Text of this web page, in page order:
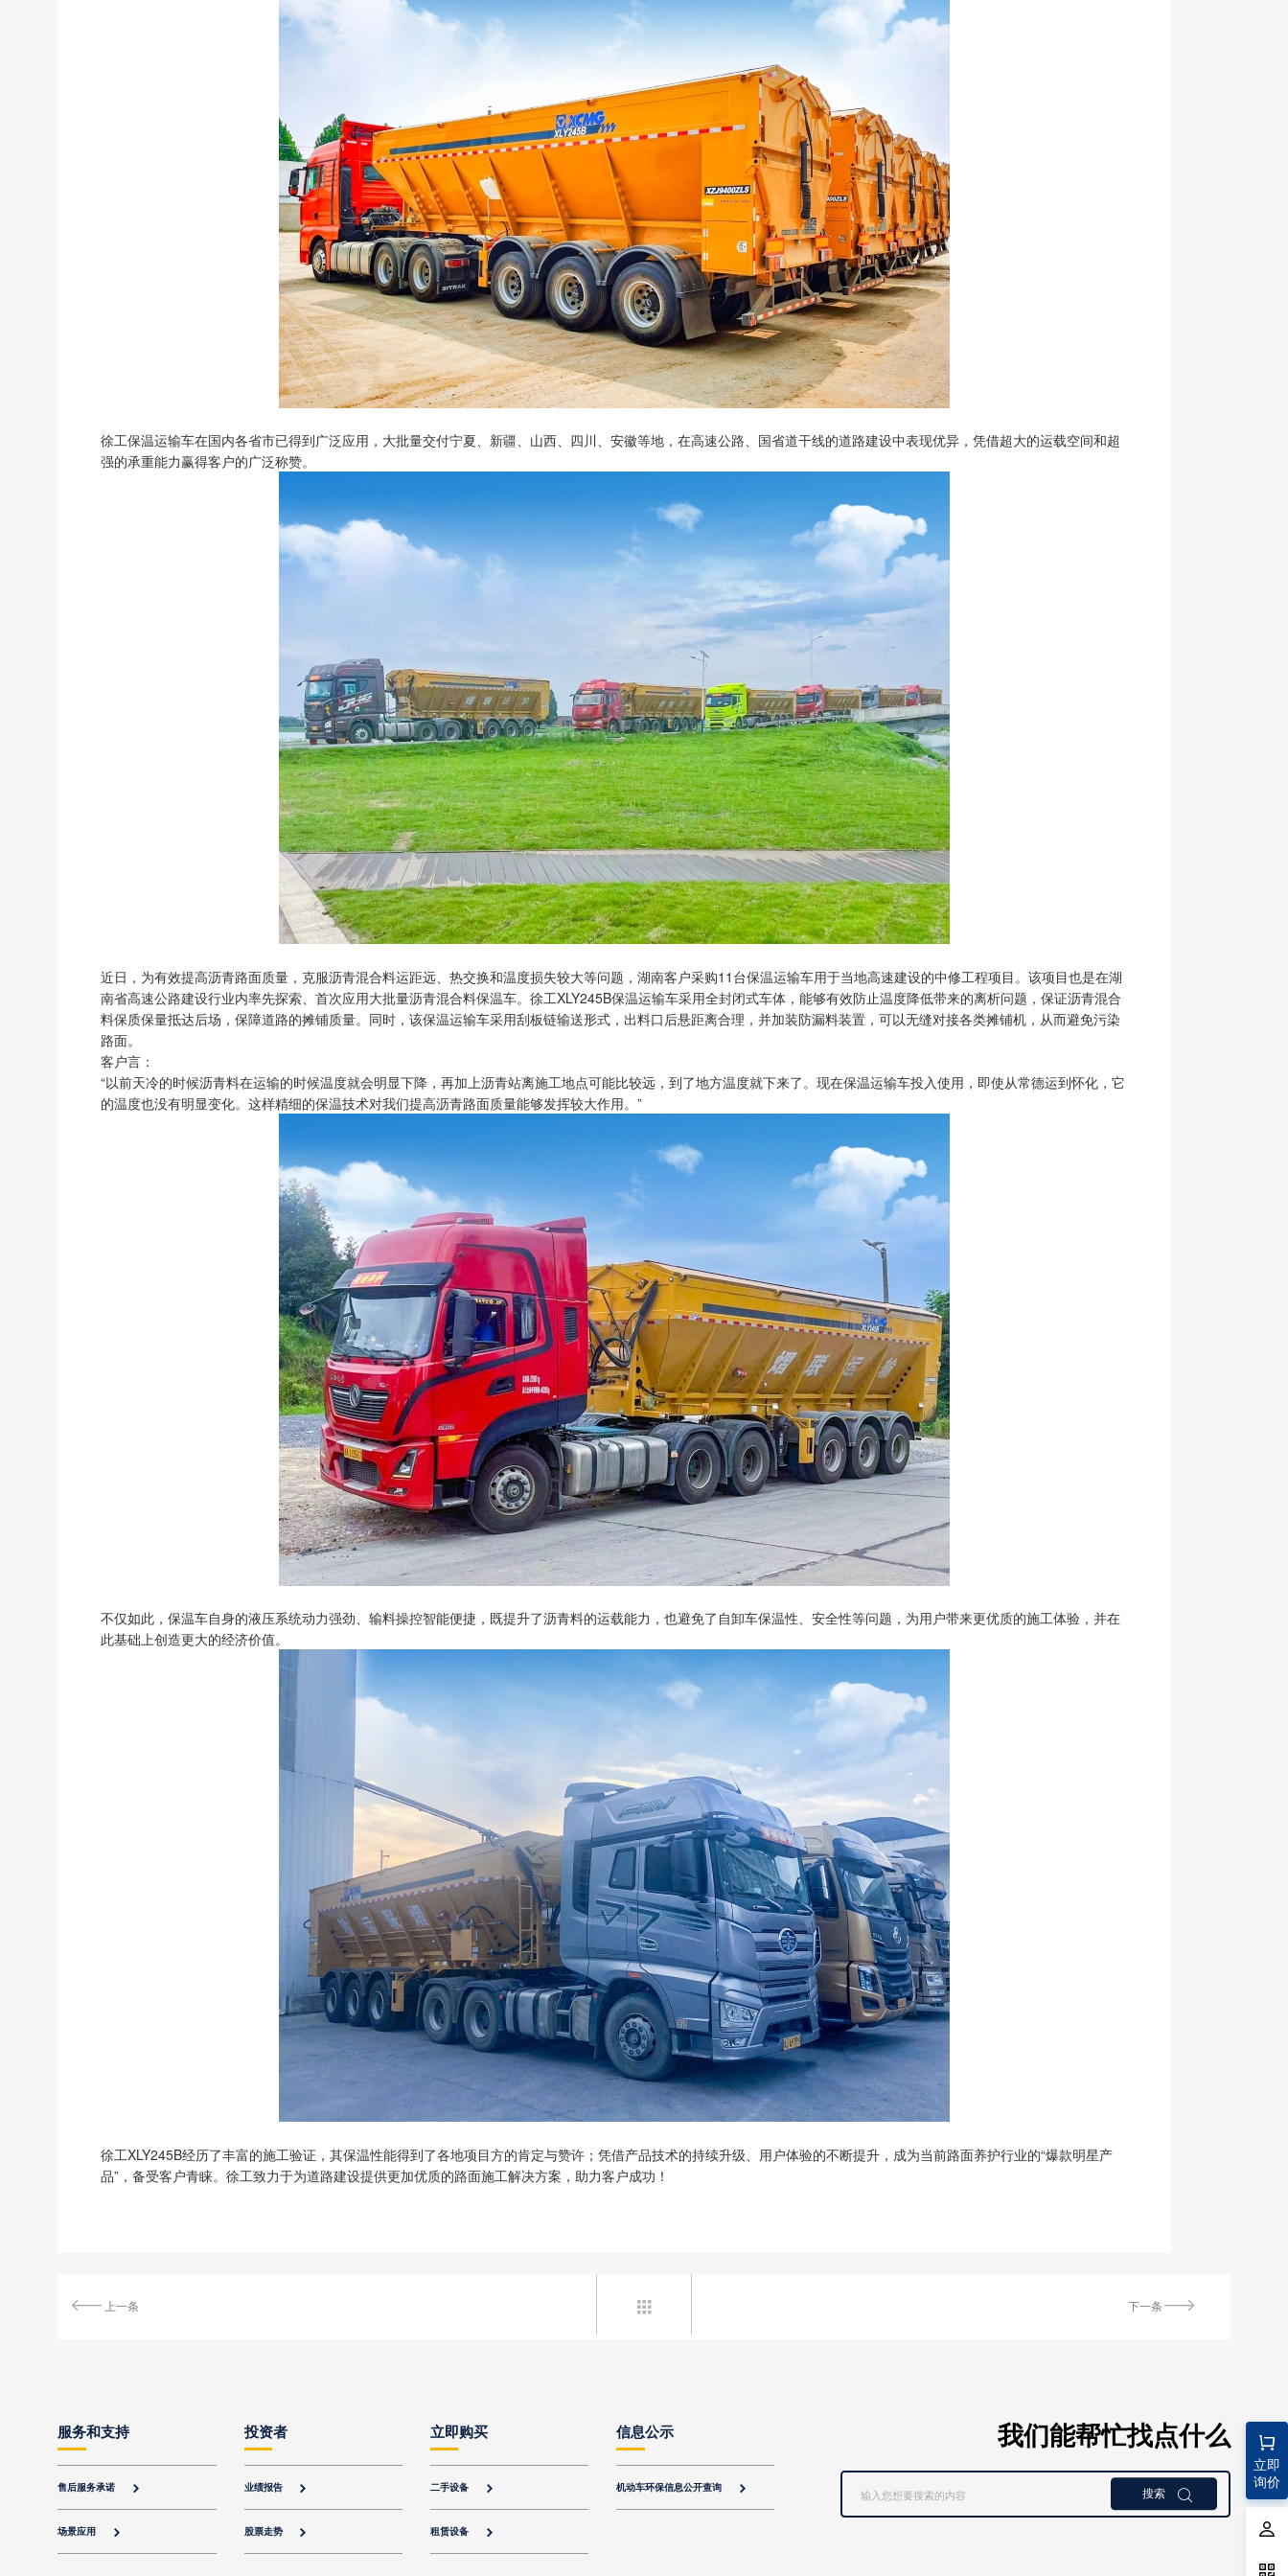
徐工保温运输车在国内各省市已得到广泛应用，大批量交付宁夏、新疆、山西、四川、安徽等地，在高速公路、国省道干线的道路建设中表现优异，凭借超大的运载空间和超
强的承重能力赢得客户的广泛称赞。
近日，为有效提高沥青路面质量，克服沥青混合料运距远、热交换和温度损失较大等问题，湖南客户采购11台保温运输车用于当地高速建设的中修工程项目。该项目也是在湖
南省高速公路建设行业内率先探索、首次应用大批量沥青混合料保温车。徐工XLY245B保温运输车采用全封闭式车体，能够有效防止温度降低带来的离析问题，保证沥青混合
料保质保量抵达后场，保障道路的摊铺质量。同时，该保温运输车采用刮板链输送形式，出料口后悬距离合理，并加装防漏料装置，可以无缝对接各类摊铺机，从而避免污染
路面。
客户言：
“以前天冷的时候沥青料在运输的时候温度就会明显下降，再加上沥青站离施工地点可能比较远，到了地方温度就下来了。现在保温运输车投入使用，即使从常德运到怀化，它
的温度也没有明显变化。这样精细的保温技术对我们提高沥青路面质量能够发挥较大作用。”
不仅如此，保温车自身的液压系统动力强劲、输料操控智能便捷，既提升了沥青料的运载能力，也避免了自卸车保温性、安全性等问题，为用户带来更优质的施工体验，并在
此基础上创造更大的经济价值。
徐工XLY245B经历了丰富的施工验证，其保温性能得到了各地项目方的肯定与赞许；凭借产品技术的持续升级、用户体验的不断提升，成为当前路面养护行业的“爆款明星产
品”，备受客户青睐。徐工致力于为道路建设提供更加优质的路面施工解决方案，助力客户成功！
上一条 下一条

立即
询价
服务和支持
售后服务承诺 
场景应用 
投资者
业绩报告 
股票走势 
立即购买
二手设备 
租赁设备 
信息公示
机动车环保信息公开查询 
我们能帮忙找点什么
搜索 